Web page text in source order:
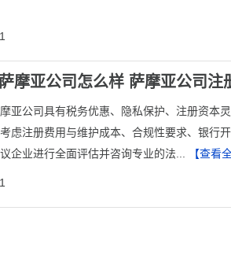
摩亚公司怎么样 萨摩亚公司注
亚公司具有税务优惠、隐私保护、注册资本
虑注册费用与维护成本、合规性要求、银行
企业进行全面评估并咨询专业的法...
【查看